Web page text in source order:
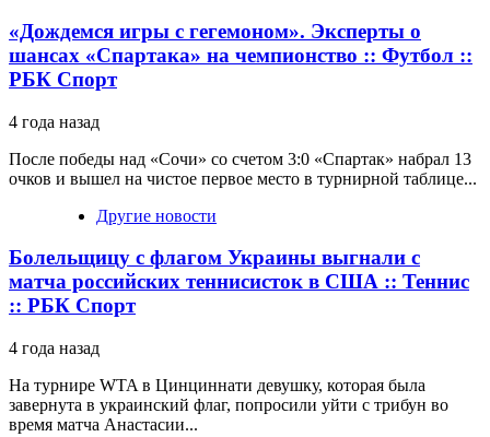
«Дождемся игры с гегемоном». Эксперты о
шансах «Спартака» на чемпионство :: Футбол ::
РБК Спорт
4 года назад
После победы над «Сочи» со счетом 3:0 «Спартак» набрал 13
очков и вышел на чистое первое место в турнирной таблице...
Другие новости
Болельщицу с флагом Украины выгнали с
матча российских теннисисток в США :: Теннис
:: РБК Спорт
4 года назад
На турнире WTA в Цинциннати девушку, которая была
завернута в украинский флаг, попросили уйти с трибун во
время матча Анастасии...